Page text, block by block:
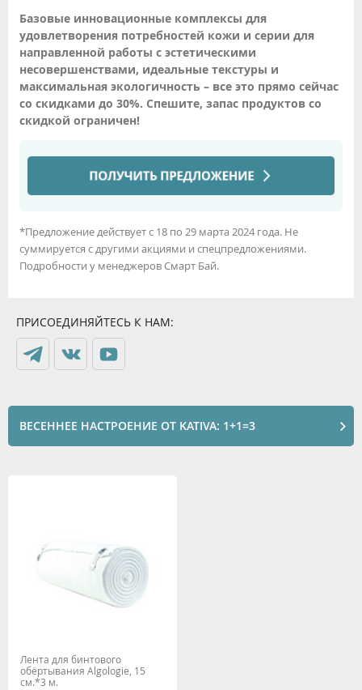
Базовые инновационные комплексы для
удовлетворения потребностей кожи и серии для
направленной работы с эстетическими
несовершенствами, идеальные текстуры и
максимальная экологичность – все это прямо сейчас
со скидками до 30%. Спешите, запас продуктов со
скидкой ограничен!
*Предложение действует с 18 по 29 марта 2024 года. Не
суммируется с другими акциями и спецпредложениями.
Подробности у менеджеров Смарт Бай.
ПРИСОЕДИНЯЙТЕСЬ К НАМ:
ВЕСЕННЕЕ НАСТРОЕНИЕ ОТ KATIVA: 1+1=3
Лента для бинтового
обёртывания Algologie, 15
см.*3 м.